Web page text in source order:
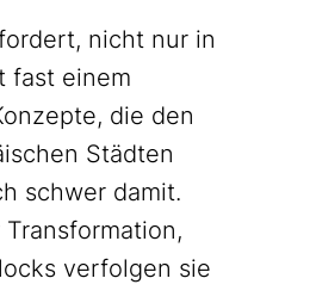
nicht nur in
fast einem
die den
Städten
schwer damit.
verfolgen sie